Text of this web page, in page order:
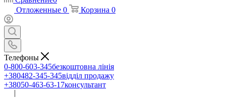
Отложенные 0 Корзина 0
Телефоны
0-800-603-345безкоштовна лінія
+380482-345-345відділ продажу
+38050-463-63-17консультант
|